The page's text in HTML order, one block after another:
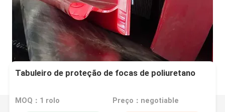
Tabuleiro de proteção de focas de poliuretano
MOQ：1 rolo Preço：negotiable